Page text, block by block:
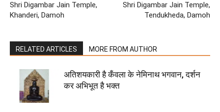
Shri Digambar Jain Temple,
Khanderi, Damoh
Shri Digambar Jain Temple,
Tendukheda, Damoh
RELATED ARTICLES MORE FROM AUTHOR
अतिशयकारी है कँवला के नेमिनाथ भगवान, दर्शन
कर अभिभूत है भक्त